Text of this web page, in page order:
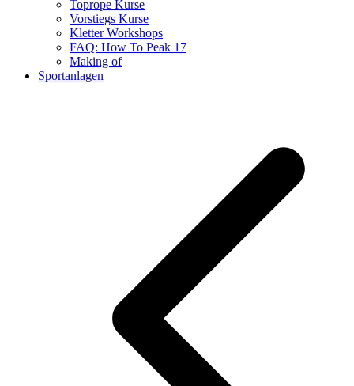
Toprope Kurse
Vorstiegs Kurse
Kletter Workshops
FAQ: How To Peak 17
Making of
Sportanlagen